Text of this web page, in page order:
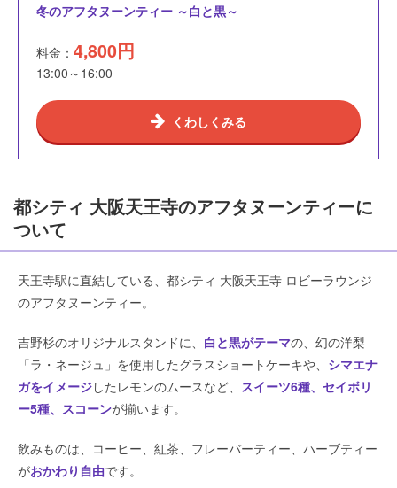
冬のアフタヌーンティー ～白と黒～
料金： 4,800円
13:00～16:00
くわしくみる
都シティ 大阪天王寺のアフタヌーンティーに
ついて
天王寺駅に直結している、都シティ 大阪天王寺 ロビーラウンジ
のアフタヌーンティー。
吉野杉のオリジナルスタンドに、 白と黒がテーマの、幻の洋梨
「ラ・ネージュ」を使用したグラスショートケーキや、 シマエナ
ガをイメージしたレモンのムースなど、 スイーツ6種、セイボリ
ー5種、スコーンが揃います。
飲みものは、コーヒー、紅茶、フレーバーティー、ハーブティー
がおかわり自由です。